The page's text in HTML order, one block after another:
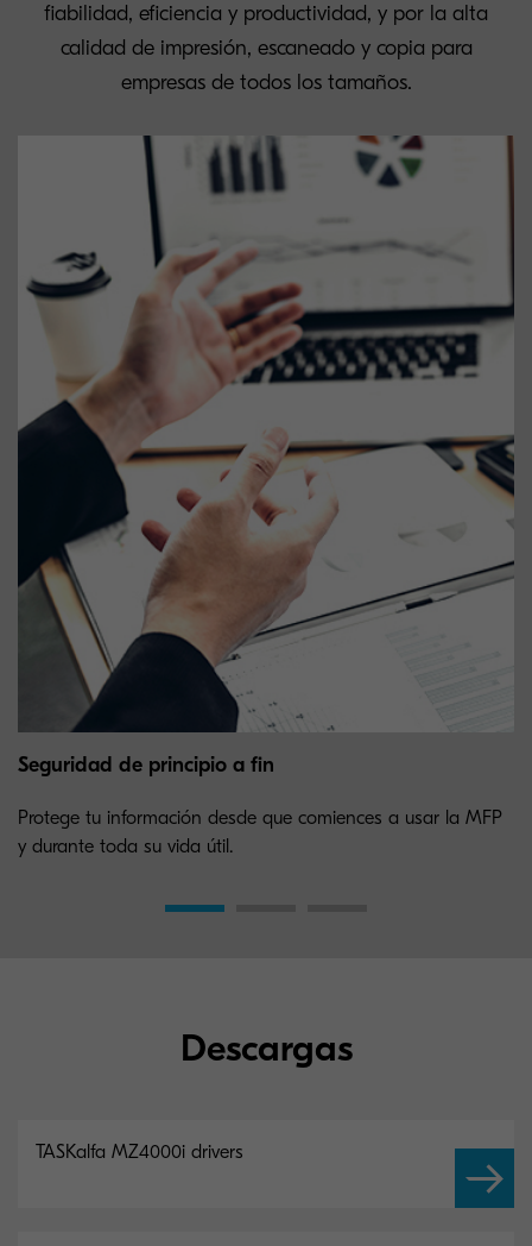
fiabilidad, eficiencia y productividad, y por la alta
calidad de impresión, escaneado y copia para
empresas de todos los tamaños.
Seguridad de principio a fin
Protege tu información desde que comiences a usar la MFP
y durante toda su vida útil.
Descargas
TASKalfa MZ4000i drivers